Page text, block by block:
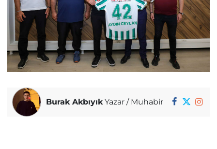
Burak AkbıyıkYazar / Muhabir